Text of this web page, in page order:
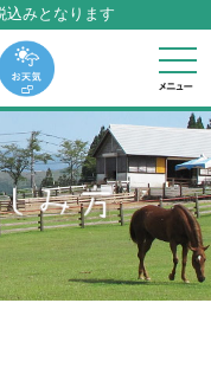
込みとなります
休館いたします。